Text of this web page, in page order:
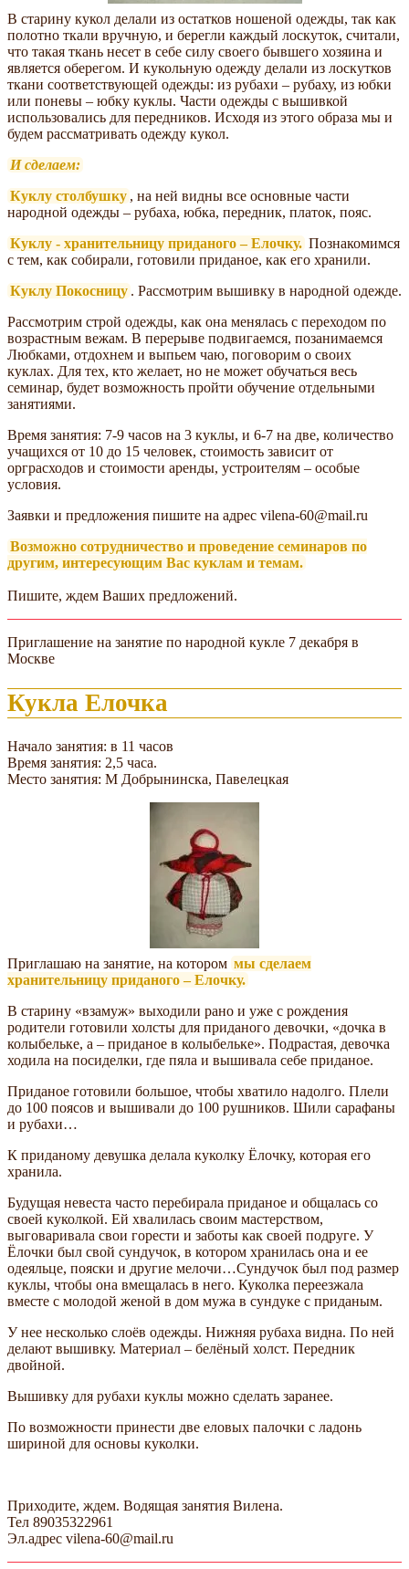
В старину кукол делали из остатков ношеной одежды, так как
полотно ткали вручную, и берегли каждый лоскуток, считали,
что такая ткань несет в себе силу своего бывшего хозяина и
является оберегом. И кукольную одежду делали из лоскутков
ткани соответствующей одежды: из рубахи – рубаху, из юбки
или поневы – юбку куклы. Части одежды с вышивкой
использовались для передников. Исходя из этого образа мы и
будем рассматривать одежду кукол.
И сделаем:
Куклу столбушку , на ней видны все основные части
народной одежды – рубаха, юбка, передник, платок, пояс.
Куклу - хранительницу приданого – Елочку. Познакомимся
с тем, как собирали, готовили приданое, как его хранили.
Куклу Покосницу . Рассмотрим вышивку в народной одежде.
Рассмотрим строй одежды, как она менялась с переходом по
возрастным вежам. В перерыве подвигаемся, позанимаемся
Любками, отдохнем и выпьем чаю, поговорим о своих
куклах. Для тех, кто желает, но не может обучаться весь
семинар, будет возможность пройти обучение отдельными
занятиями.
Время занятия: 7-9 часов на 3 куклы, и 6-7 на две, количество
учащихся от 10 до 15 человек, стоимость зависит от
орграсходов и стоимости аренды, устроителям – особые
условия.
Заявки и предложения пишите на адрес vilena-60@mail.ru
Возможно сотрудничество и проведение семинаров по
другим, интересующим Вас куклам и темам.
Пишите, ждем Ваших предложений.
Приглашение на занятие по народной кукле 7 декабря в
Москве
Кукла Елочка
Начало занятия: в 11 часов
Время занятия: 2,5 часа.
Место занятия: М Добрынинска, Павелецкая
Приглашаю на занятие, на котором мы сделаем
хранительницу приданого – Елочку.
В старину «взамуж» выходили рано и уже с рождения
родители готовили холсты для приданого девочки, «дочка в
колыбельке, а – приданое в колыбельке». Подрастая, девочка
ходила на посиделки, где пяла и вышивала себе приданое.
Приданое готовили большое, чтобы хватило надолго. Плели
до 100 поясов и вышивали до 100 рушников. Шили сарафаны
и рубахи…
К приданому девушка делала куколку Ёлочку, которая его
хранила.
Будущая невеста часто перебирала приданое и общалась со
своей куколкой. Ей хвалилась своим мастерством,
выговаривала свои горести и заботы как своей подруге. У
Ёлочки был свой сундучок, в котором хранилась она и ее
одеяльце, пояски и другие мелочи…Сундучок был под размер
куклы, чтобы она вмещалась в него. Куколка переезжала
вместе с молодой женой в дом мужа в сундуке с приданым.
У нее несколько слоёв одежды. Нижняя рубаха видна. По ней
делают вышивку. Материал – белёный холст. Передник
двойной.
Вышивку для рубахи куклы можно сделать заранее.
По возможности принести две еловых палочки с ладонь
шириной для основы куколки.
Приходите, ждем. Водящая занятия Вилена.
Тел 89035322961
Эл.адрес vilena-60@mail.ru